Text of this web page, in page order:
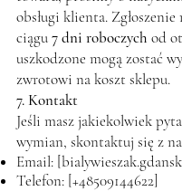
obsługi klienta.
ciągu7 dni roboczych od
uszkodzone mogą zostać
zwrotowi na koszt sklepu.
7. Kontakt
Jeśli masz jakiekolwiek
wymian, skontaktuj się z
Email: [
Telefon: [+48509144622]